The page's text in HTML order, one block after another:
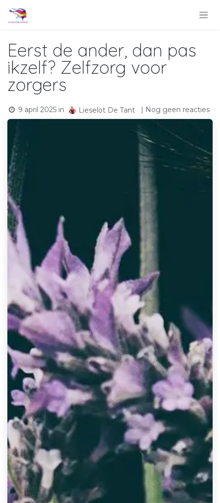
Eerst de ander, dan pas
ikzelf? Zelfzorg voor
zorgers
9 april 2025 in Lieselot De Tant | Nog geen reacties